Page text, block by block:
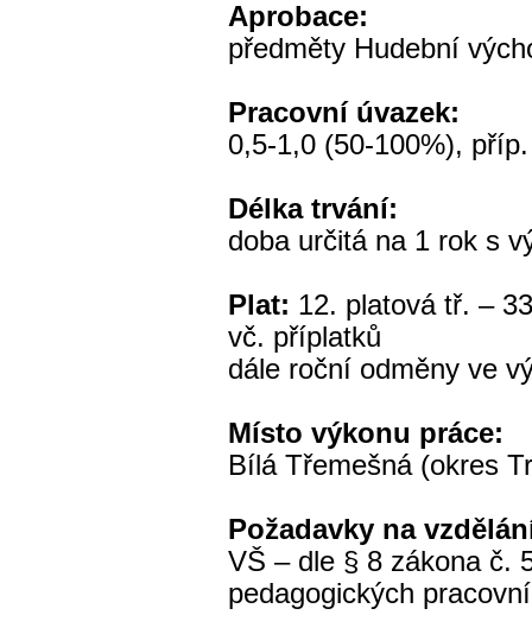
Aprobace:
předměty Hudební
Pracovní úvazek:
0,5-1,0 (50-100%),
Délka trvání:
doba určitá na 1 rok s
Plat: 12. platová tř. –
vč. příplatků
dále roční odměny ve
Místo výkonu práce:
Bílá Třemešná (okres
Požadavky na
VŠ – dle § 8 zákona č.
pedagogických